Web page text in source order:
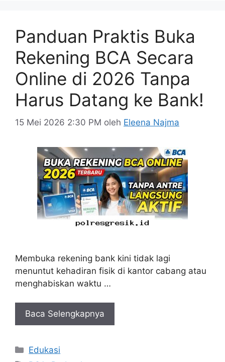
Panduan Praktis Buka
Rekening BCA Secara
Online di 2026 Tanpa
Harus Datang ke Bank!
15 Mei 2026 2:30 PM oleh Eleena Najma
Membuka rekening bank kini tidak lagi
menuntut kehadiran fisik di kantor cabang atau
menghabiskan waktu …
Baca Selengkapnya
Kategori
Edukasi